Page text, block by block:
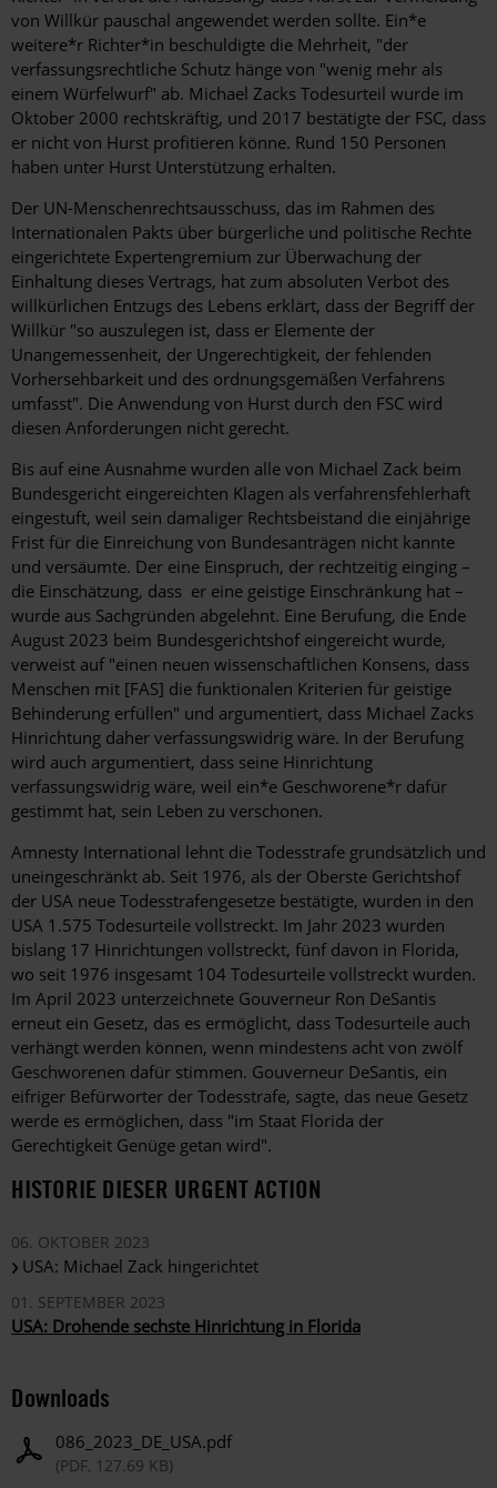
von Willkür pauschal angewendet werden sollte. Ein*e
weitere*r Richter*in beschuldigte die Mehrheit, "der
verfassungsrechtliche Schutz hänge von "wenig mehr als
einem Würfelwurf" ab. Michael Zacks Todesurteil wurde im
Oktober 2000 rechtskräftig, und 2017 bestätigte der FSC, dass
er nicht von Hurst profitieren könne. Rund 150 Personen
haben unter Hurst Unterstützung erhalten.
Der UN-Menschenrechtsausschuss, das im Rahmen des
Internationalen Pakts über bürgerliche und politische Rechte
eingerichtete Expertengremium zur Überwachung der
Einhaltung dieses Vertrags, hat zum absoluten Verbot des
willkürlichen Entzugs des Lebens erklärt, dass der Begriff der
Willkür "so auszulegen ist, dass er Elemente der
Unangemessenheit, der Ungerechtigkeit, der fehlenden
Vorhersehbarkeit und des ordnungsgemäßen Verfahrens
umfasst". Die Anwendung von Hurst durch den FSC wird
diesen Anforderungen nicht gerecht.
Bis auf eine Ausnahme wurden alle von Michael Zack beim
Bundesgericht eingereichten Klagen als verfahrensfehlerhaft
eingestuft, weil sein damaliger Rechtsbeistand die einjährige
Frist für die Einreichung von Bundesanträgen nicht kannte
und versäumte. Der eine Einspruch, der rechtzeitig einging –
die Einschätzung, dass er eine geistige Einschränkung hat –
wurde aus Sachgründen abgelehnt. Eine Berufung, die Ende
August 2023 beim Bundesgerichtshof eingereicht wurde,
verweist auf "einen neuen wissenschaftlichen Konsens, dass
Menschen mit [FAS] die funktionalen Kriterien für geistige
Behinderung erfüllen" und argumentiert, dass Michael Zacks
Hinrichtung daher verfassungswidrig wäre. In der Berufung
wird auch argumentiert, dass seine Hinrichtung
verfassungswidrig wäre, weil ein*e Geschworene*r dafür
gestimmt hat, sein Leben zu verschonen.
Amnesty International lehnt die Todesstrafe grundsätzlich und
uneingeschränkt ab. Seit 1976, als der Oberste Gerichtshof
der USA neue Todesstrafengesetze bestätigte, wurden in den
USA 1.575 Todesurteile vollstreckt. Im Jahr 2023 wurden
bislang 17 Hinrichtungen vollstreckt, fünf davon in Florida,
wo seit 1976 insgesamt 104 Todesurteile vollstreckt wurden.
Im April 2023 unterzeichnete Gouverneur Ron DeSantis
erneut ein Gesetz, das es ermöglicht, dass Todesurteile auch
verhängt werden können, wenn mindestens acht von zwölf
Geschworenen dafür stimmen. Gouverneur DeSantis, ein
eifriger Befürworter der Todesstrafe, sagte, das neue Gesetz
werde es ermöglichen, dass "im Staat Florida der
Gerechtigkeit Genüge getan wird".
HISTORIE DIESER URGENT ACTION
06. OKTOBER 2023
USA: Michael Zack hingerichtet
01. SEPTEMBER 2023
USA: Drohende sechste Hinrichtung in Florida
Downloads
086_2023_DE_USA.pdf
(PDF, 127.69 KB)